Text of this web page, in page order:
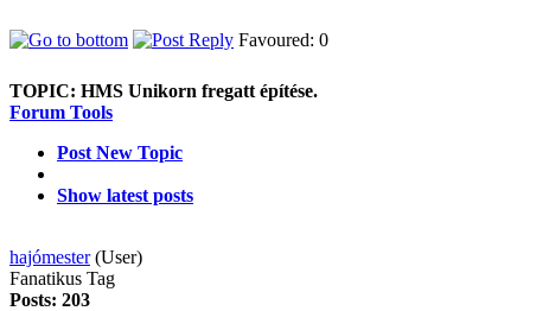
Favoured: 0
TOPIC: HMS Unikorn fregatt építése.
Forum Tools
Post New Topic
Show latest posts
hajómester (User)
Fanatikus Tag
Posts: 203